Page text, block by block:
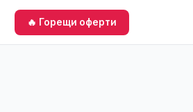
🔥 Горещи оферти